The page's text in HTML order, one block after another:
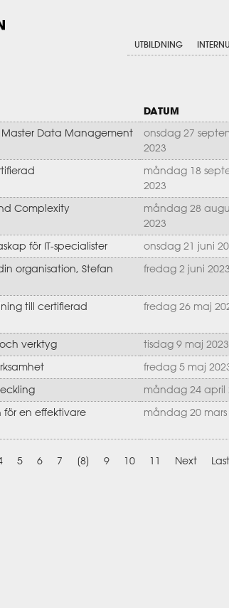
UTBILDNING
DATUM
Data Management
onsdag 27
2023
måndag 18
2023
Complexity
måndag 28
2023
för IT-specialister
onsdag 21 juni
organisation, Stefan
fredag 2 juni 2023
till certifierad
fredag 26 maj
verktyg
tisdag 9 maj 2023
fredag 5 maj
måndag 24 april
för en effektivare
måndag 20 mars
5 6 7 [8] 9 10 11 Next Last